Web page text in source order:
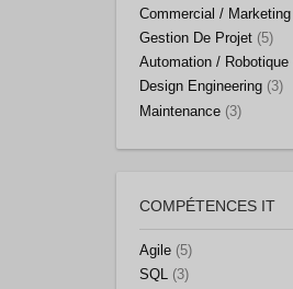
Commercial / Marketing
Gestion De Projet (5)
Automation / Robotique
Design Engineering (3)
Maintenance (3)
COMPÉTENCES IT
Agile (5)
SQL (3)